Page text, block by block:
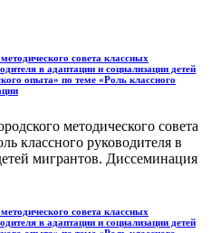
совета классных
в адаптации и социализации детей
опыта» по теме «Роль классного
методического совета
классного руководителя в
мигрантов. Диссеминация
совета классных
в адаптации и социализации детей